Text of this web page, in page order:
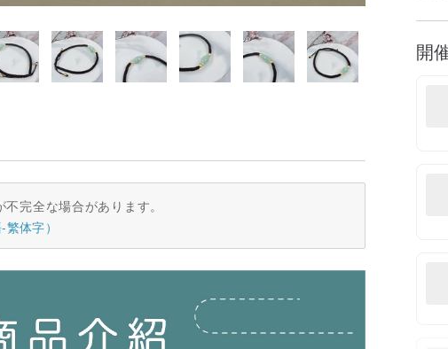
開
完全な場合があります。
体字）